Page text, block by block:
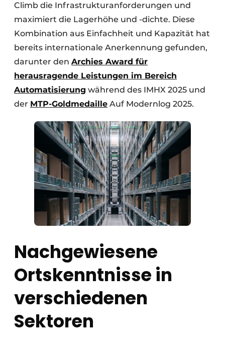
Climb die Infrastrukturanforderungen und
maximiert die Lagerhöhe und -dichte. Diese
Kombination aus Einfachheit und Kapazität hat
bereits internationale Anerkennung gefunden,
darunter den Archies Award für
herausragende Leistungen im Bereich
Automatisierung während des IMHX 2025 und
der MTP-Goldmedaille Auf Modernlog 2025.
Nachgewiesene
Ortskenntnisse in
verschiedenen
Sektoren